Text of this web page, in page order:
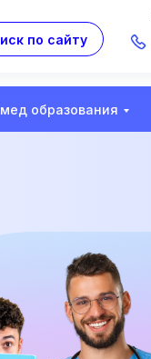
по сайту
образования